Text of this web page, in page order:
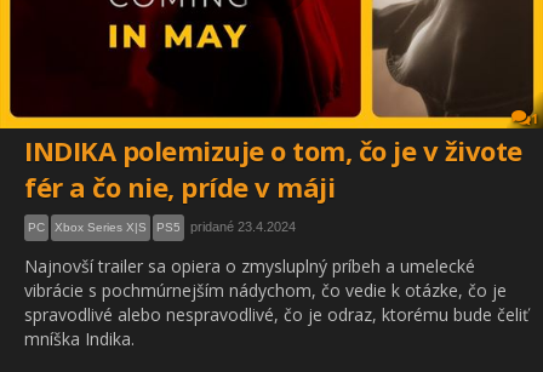
1
INDIKA polemizuje o tom, čo je v živote
fér a čo nie, príde v máji
PC Xbox Series X|S PS5 pridané 23.4.2024
Najnovší trailer sa opiera o zmysluplný príbeh a umelecké
vibrácie s pochmúrnejším nádychom, čo vedie k otázke, čo je
spravodlivé alebo nespravodlivé, čo je odraz, ktorému bude čeliť
mníška Indika.